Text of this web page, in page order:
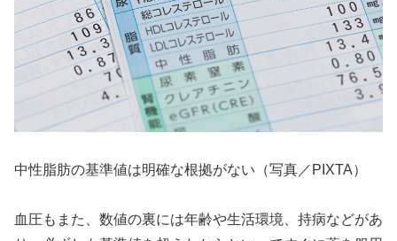
中性脂肪の基準値は明確な根拠がない（写真／PIXTA）
血圧もまた、数値の裏には年齢や生活環境、持病などがあ